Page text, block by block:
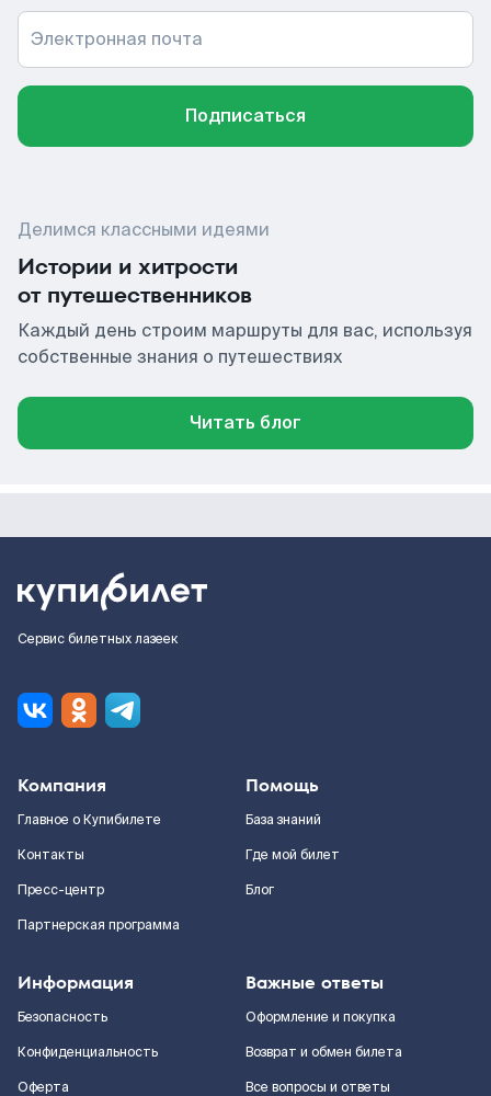
Электронная почта
Подписаться
Делимся классными идеями
Истории и хитрости
от путешественников
Каждый день строим маршруты для вас, используя
собственные знания о путешествиях
Читать блог
Сервис билетных лазеек
Компания
Главное о Купибилете
Контакты
Пресс-центр
Партнерская программа
Помощь
База знаний
Где мой билет
Блог
Информация
Безопасность
Конфиденциальность
Оферта
Важные ответы
Оформление и покупка
Возврат и обмен билета
Все вопросы и ответы